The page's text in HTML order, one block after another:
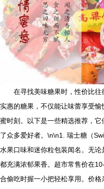
在寻找美味糖果时，性价比
实惠的糖果，不仅能让味蕾享受
蜜时刻。以下是一些精选推荐，
了众多爱好者。\n\n1. 瑞士糖（
水果口味和迷你粒包装闻名。无
都充满浓郁果香。超市常售价在
合偷吃时握一小把轻松享用。价